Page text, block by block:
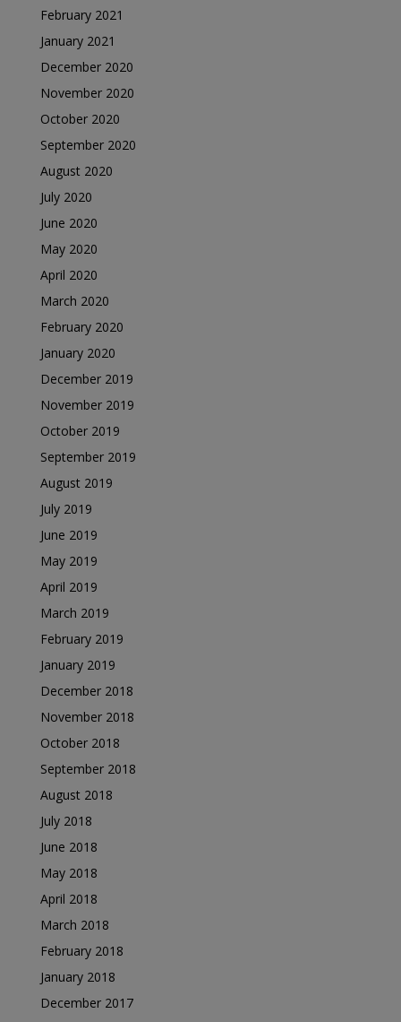
February 2021
January 2021
December 2020
November 2020
October 2020
September 2020
August 2020
July 2020
June 2020
May 2020
April 2020
March 2020
February 2020
January 2020
December 2019
November 2019
October 2019
September 2019
August 2019
July 2019
June 2019
May 2019
April 2019
March 2019
February 2019
January 2019
December 2018
November 2018
October 2018
September 2018
August 2018
July 2018
June 2018
May 2018
April 2018
March 2018
February 2018
January 2018
December 2017